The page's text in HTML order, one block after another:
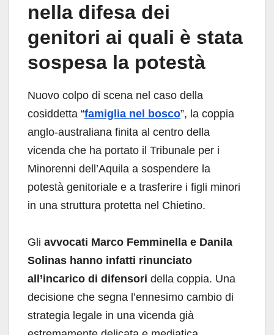
nella difesa dei
genitori ai quali è stata
sospesa la potestà
Nuovo colpo di scena nel caso della
cosiddetta “famiglia nel bosco”, la coppia
anglo-australiana finita al centro della
vicenda che ha portato il Tribunale per i
Minorenni dell’Aquila a sospendere la
potestà genitoriale e a trasferire i figli minori
in una struttura protetta nel Chietino.
Gli avvocati Marco Femminella e Danila
Solinas hanno infatti rinunciato
all’incarico di difensori della coppia. Una
decisione che segna l’ennesimo cambio di
strategia legale in una vicenda già